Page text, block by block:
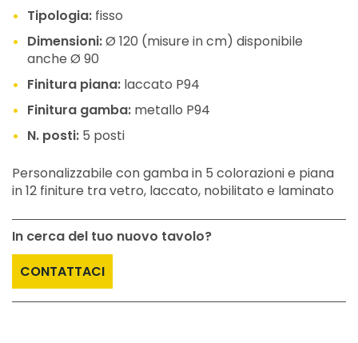
Tipologia: fisso
Dimensioni:Ø 120 (misure in cm) disponibile
anche Ø 90
Finitura piana: laccato P94
Finitura gamba: metallo P94
N. posti: 5 posti
Personalizzabile con gamba in 5 colorazioni e piana
in 12 finiture tra vetro, laccato, nobilitato e laminato
In cerca del tuo nuovo tavolo?
CONTATTACI